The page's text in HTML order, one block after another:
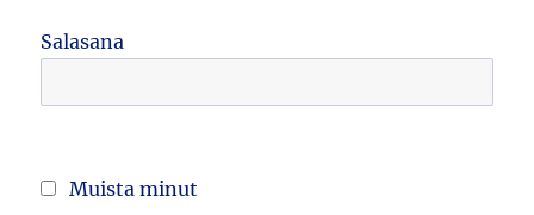
Salasana
Muista minut